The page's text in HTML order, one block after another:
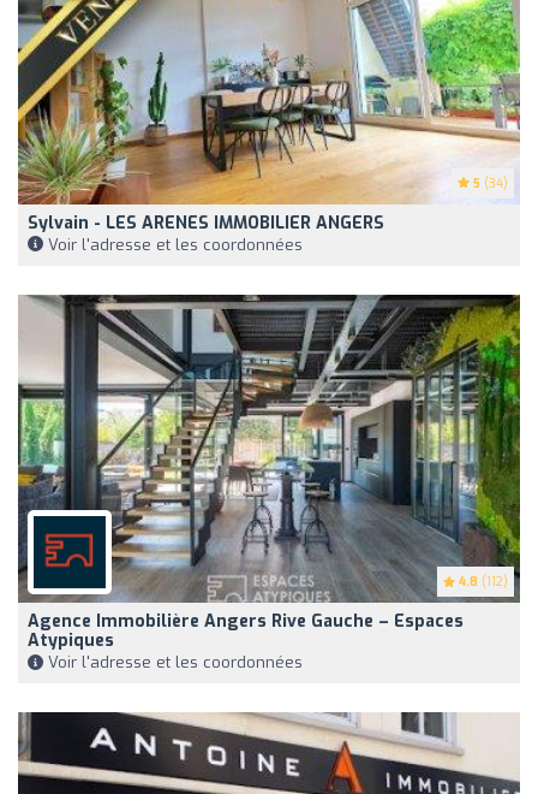
5 (34)
Sylvain - LES ARENES IMMOBILIER ANGERS
Voir l'adresse et les coordonnées
4.8 (112)
Agence Immobilière Angers Rive Gauche – Espaces
Atypiques
Voir l'adresse et les coordonnées